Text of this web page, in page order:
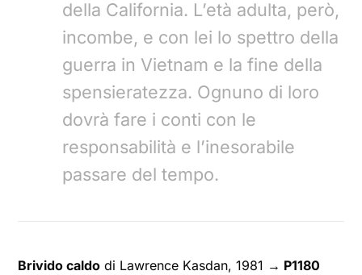
della California. L’età adulta, però,
incombe, e con lei lo spettro della
guerra in Vietnam e la fine della
spensieratezza. Ognuno di loro
dovrà fare i conti con le
responsabilità e l’inesorabile
passare del tempo.
Brivido caldo di Lawrence Kasdan, 1981 → P1180